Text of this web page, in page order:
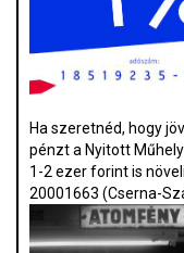
Ha szeretnéd, hogy
pénzt a Nyitott
1-2 ezer forint is
20001663 (Cserna-